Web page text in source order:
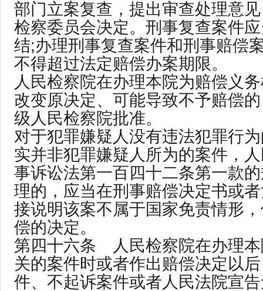
部门立案复查，提出审查处理意
检察委员会决定。刑事复查案件
结;办理刑事复查案件和刑事赔偿
不得超过法定赔偿办案期限。
人民检察院在办理本院为赔偿义
改变原决定、可能导致不予赔偿
级人民检察院批准。
对于犯罪嫌疑人没有违法犯罪行
实并非犯罪嫌疑人所为的案件，
事诉讼法第一百四十二条第一款
理的，应当在刑事赔偿决定书或
接说明该案不属于国家免责情形
偿的决定。
第四十六条 人民检察院在办理本
关的案件时或者作出赔偿决定以
件、不起诉案件或者人民法院宣